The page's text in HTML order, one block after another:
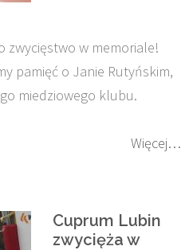
zwycięstwo w memoriale!
pamięć o Janie Rutyńskim,
miedziowego klubu.
Więcej…
Cuprum Lubin
zwycięża w